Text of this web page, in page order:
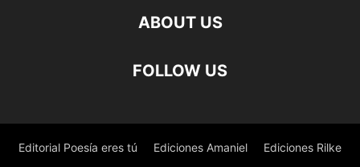
ABOUT US
FOLLOW US
Editorial Poesía eres tú Ediciones Amaniel Ediciones Rilke